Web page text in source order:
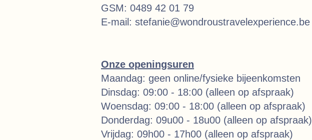
GSM: 0489 42 01 79
E-mail: stefanie@wondroustravelexperience.be
Onze openingsuren
Maandag: geen online/fysieke bijeenkomsten
Dinsdag: 09:00 - 18:00 (alleen op afspraak)
Woensdag: 09:00 - 18:00 (alleen op afspraak)
Donderdag: 09u00 - 18u00 (alleen op afspraak)
Vrijdag: 09h00 - 17h00 (alleen op afspraak)